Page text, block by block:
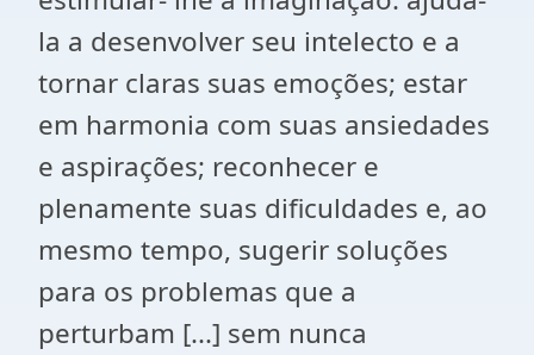
la a desenvolver seu intelecto e a
tornar claras suas emoções; estar
em harmonia com suas ansiedades
e aspirações; reconhecer e
plenamente suas dificuldades e, ao
mesmo tempo, sugerir soluções
para os problemas que a
perturbam [...] sem nunca